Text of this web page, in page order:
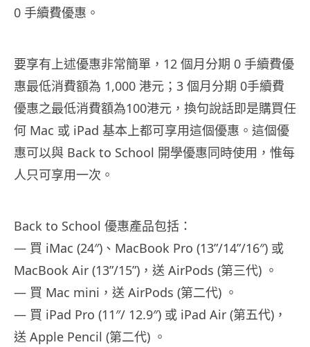
0 手續費優惠。
要享有上述優惠非常簡單，12 個月分期 0 手續費優
惠最低消費額為 1,000 港元；3 個月分期 0手續費
優惠之最低消費額為100港元，換句說話即是購買任
何 Mac 或 iPad 基本上都可享用這個優惠。這個優
惠可以與 Back to School 開學優惠同時使用，惟每
人只可享用一次。
Back to School 優惠產品包括：
— 買 iMac (24″)、MacBook Pro (13”/14”/16″) 或
MacBook Air (13”/15”)，送 AirPods (第三代) 。
— 買 Mac mini，送 AirPods (第二代) 。
— 買 iPad Pro (11″/ 12.9″) 或 iPad Air (第五代)，
送 Apple Pencil (第二代) 。